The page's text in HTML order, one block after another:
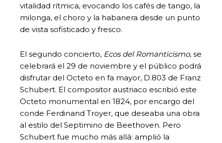
vitalidad rítmica, evocando los cafés de tango, la
milonga, el choro y la habanera desde un punto
de vista sofisticado y fresco.
El segundo concierto, Ecos del Romanticismo, se
celebrará el 29 de noviembre y el público podrá
disfrutar del Octeto en fa mayor, D.803 de Franz
Schubert. El compositor austriaco escribió este
Octeto monumental en 1824, por encargo del
conde Ferdinand Troyer, que deseaba una obra
al estilo del Septimino de Beethoven. Pero
Schubert fue mucho más allá: amplió la